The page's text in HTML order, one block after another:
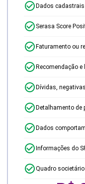
Dados
Serasa Score
Faturamento ou
Recomendação e
Dívidas,
Detalhamento de
Dados
Informações do
Quadro